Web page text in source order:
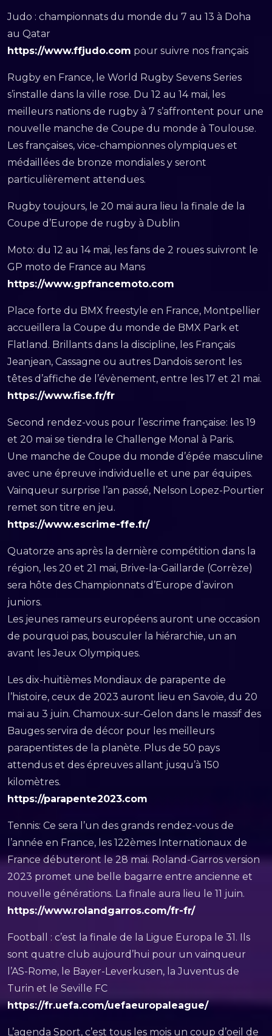
Judo : championnats du monde du 7 au 13 à Doha
au Qatar
https://www.ffjudo.com pour suivre nos français
Rugby en France, le World Rugby Sevens Series
s’installe dans la ville rose. Du 12 au 14 mai, les
meilleurs nations de rugby à 7 s’affrontent pour une
nouvelle manche de Coupe du monde à Toulouse.
Les françaises, vice-championnes olympiques et
médaillées de bronze mondiales y seront
particulièrement attendues.
Rugby toujours, le 20 mai aura lieu la finale de la
Coupe d’Europe de rugby à Dublin
Moto: du 12 au 14 mai, les fans de 2 roues suivront le
GP moto de France au Mans
https://www.gpfrancemoto.com
Place forte du BMX freestyle en France, Montpellier
accueillera la Coupe du monde de BMX Park et
Flatland. Brillants dans la discipline, les Français
Jeanjean, Cassagne ou autres Dandois seront les
têtes d’affiche de l’évènement, entre les 17 et 21 mai.
https://www.fise.fr/fr
Second rendez-vous pour l’escrime française: les 19
et 20 mai se tiendra le Challenge Monal à Paris.
Une manche de Coupe du monde d’épée masculine
avec une épreuve individuelle et une par équipes.
Vainqueur surprise l’an passé, Nelson Lopez-Pourtier
remet son titre en jeu.
https://www.escrime-ffe.fr/
Quatorze ans après la dernière compétition dans la
région, les 20 et 21 mai, Brive-la-Gaillarde (Corrèze)
sera hôte des Championnats d’Europe d’aviron
juniors.
Les jeunes rameurs européens auront une occasion
de pourquoi pas, bousculer la hiérarchie, un an
avant les Jeux Olympiques.
Les dix-huitièmes Mondiaux de parapente de
l’histoire, ceux de 2023 auront lieu en Savoie, du 20
mai au 3 juin. Chamoux-sur-Gelon dans le massif des
Bauges servira de décor pour les meilleurs
parapentistes de la planète. Plus de 50 pays
attendus et des épreuves allant jusqu’à 150
kilomètres.
https://parapente2023.com
Tennis: Ce sera l’un des grands rendez-vous de
l’année en France, les 122èmes Internationaux de
France débuteront le 28 mai. Roland-Garros version
2023 promet une belle bagarre entre ancienne et
nouvelle générations. La finale aura lieu le 11 juin.
https://www.rolandgarros.com/fr-fr/
Football : c’est la finale de la Ligue Europa le 31. Ils
sont quatre club aujourd’hui pour un vainqueur
l’AS-Rome, le Bayer-Leverkusen, la Juventus de
Turin et le Seville FC
https://fr.uefa.com/uefaeuropaleague/
L’agenda Sport, c’est tous les mois un coup d’oeil de